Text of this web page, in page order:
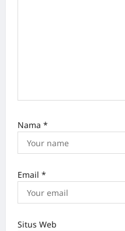
Nama *
Email *
Situs Web